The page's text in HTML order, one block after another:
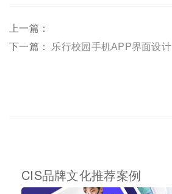
上一篇：
下一篇： 乐行校园手机APP界面设计
CIS品牌文化推荐案例